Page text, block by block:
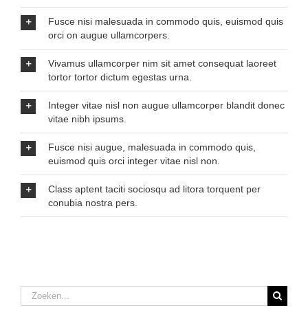
Fusce nisi malesuada in commodo quis, euismod quis
orci on augue ullamcorpers.
Vivamus ullamcorper nim sit amet consequat laoreet
tortor tortor dictum egestas urna.
Integer vitae nisl non augue ullamcorper blandit donec
vitae nibh ipsums.
Fusce nisi augue, malesuada in commodo quis,
euismod quis orci integer vitae nisl non.
Class aptent taciti sociosqu ad litora torquent per
conubia nostra pers.
Zoeken
naar: